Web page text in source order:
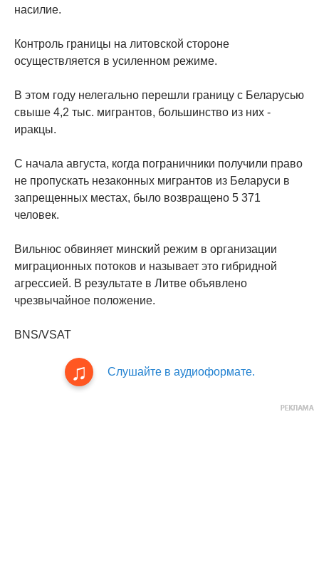
насилие.
Контроль границы на литовской стороне
осуществляется в усиленном режиме.
В этом году нелегально перешли границу с Беларусью
свыше 4,2 тыс. мигрантов, большинство из них -
иракцы.
С начала августа, когда пограничники получили право
не пропускать незаконных мигрантов из Беларуси в
запрещенных местах, было возвращено 5 371
человек.
Вильнюс обвиняет минский режим в организации
миграционных потоков и называет это гибридной
агрессией. В результате в Литве объявлено
чрезвычайное положение.
BNS/VSAT
Слушайте в аудиоформате.